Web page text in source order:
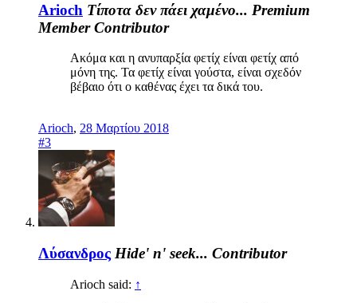
Arioch Τίποτα δεν πάει χαμένο... Premium
Member Contributor
Ακόμα και η ανυπαρξία φετίχ είναι φετίχ από
μόνη της. Τα φετίχ είναι γούστα, είναι σχεδόν
βέβαιο ότι ο καθένας έχει τα δικά του.
Arioch, 28 Μαρτίου 2018
#3
Λύσανδρος Hide' n' seek... Contributor
Arioch said: ↑